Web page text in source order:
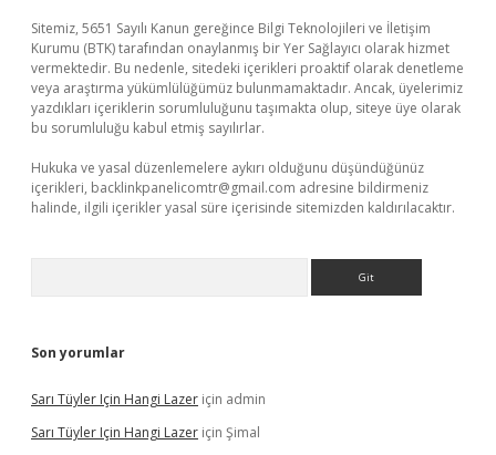
Sitemiz, 5651 Sayılı Kanun gereğince Bilgi Teknolojileri ve İletişim
Kurumu (BTK) tarafından onaylanmış bir Yer Sağlayıcı olarak hizmet
vermektedir. Bu nedenle, sitedeki içerikleri proaktif olarak denetleme
veya araştırma yükümlülüğümüz bulunmamaktadır. Ancak, üyelerimiz
yazdıkları içeriklerin sorumluluğunu taşımakta olup, siteye üye olarak
bu sorumluluğu kabul etmiş sayılırlar.
Hukuka ve yasal düzenlemelere aykırı olduğunu düşündüğünüz
içerikleri, backlinkpanelicomtr@gmail.com adresine bildirmeniz
halinde, ilgili içerikler yasal süre içerisinde sitemizden kaldırılacaktır.
Son yorumlar
Sarı Tüyler Için Hangi Lazer için admin
Sarı Tüyler Için Hangi Lazer için Şimal